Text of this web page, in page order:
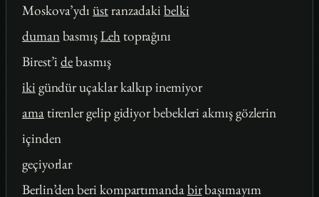
Moskova’ydıüstranzadakibelki
dumanbasmışLehtoprağını
Birest’idebasmış
iki gündür uçaklar kalkıp inemiyor
amatirenler gelip gidiyor bebekleri akmış gözlerin
içinden
geçiyorlar
Berlin’den beri kompartımandabirbaşımayım